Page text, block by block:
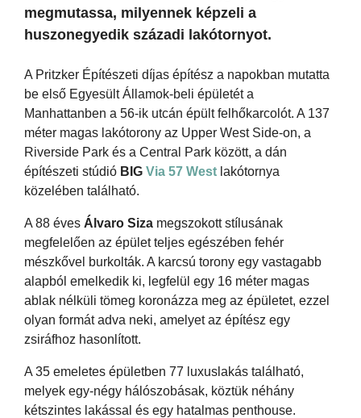
megmutassa, milyennek képzeli a
huszonegyedik századi lakótornyot.
A Pritzker Építészeti díjas építész a napokban mutatta
be első Egyesült Államok-beli épületét a
Manhattanben a 56-ik utcán épült felhőkarcolót. A 137
méter magas lakótorony az Upper West Side-on, a
Riverside Park és a Central Park között, a dán
építészeti stúdió BIG Via 57 West lakótornya
közelében található.
A 88 éves Álvaro Siza megszokott stílusának
megfelelően az épület teljes egészében fehér
mészkővel burkolták. A karcsú torony egy vastagabb
alapból emelkedik ki, legfelül egy 16 méter magas
ablak nélküli tömeg koronázza meg az épületet, ezzel
olyan formát adva neki, amelyet az építész egy
zsiráfhoz hasonlított.
A 35 emeletes épületben 77 luxuslakás található,
melyek egy-négy hálószobásak, köztük néhány
kétszintes lakással és egy hatalmas penthouse.